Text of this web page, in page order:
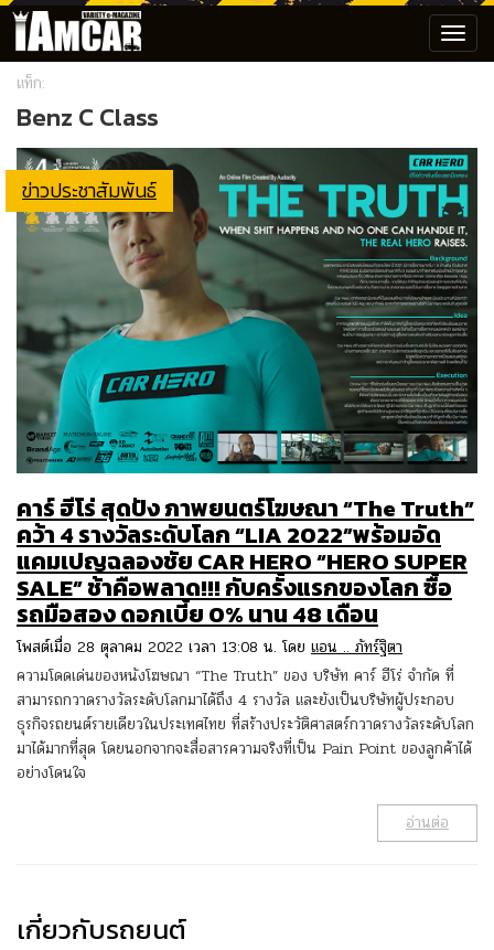
แท็ก:
Benz C Class
ข่าวประชาสัมพันธ์
คาร์ ฮีโร่ สุดปัง ภาพยนตร์โฆษณา “The Truth”
คว้า 4 รางวัลระดับโลก “LIA 2022”พร้อมอัด
แคมเปญฉลองชัย CAR HERO “HERO SUPER
SALE” ช้าคือพลาด!!! กับครั้งแรกของโลก ซื้อ
รถมือสอง ดอกเบี้ย 0% นาน 48 เดือน
โพสต์เมื่อ 28 ตุลาคม 2022 เวลา 13:08 น. โดย แอน .. ภัทร์ฐิตา
ความโดดเด่นของหนังโฆษณา “The Truth” ของ บริษัท คาร์ ฮีโร่ จำกัด ที่
สามารถกวาดรางวัลระดับโลกมาได้ถึง 4 รางวัล และยังเป็นบริษัทผู้ประกอบ
ธุรกิจรถยนต์รายเดียวในประเทศไทย ที่สร้างประวัติศาสตร์กวาดรางวัลระดับโลก
มาได้มากที่สุด โดยนอกจากจะสื่อสารความจริงที่เป็น Pain Point ของลูกค้าได้
อย่างโดนใจ
อ่านต่อ
เกี่ยวกับรถยนต์